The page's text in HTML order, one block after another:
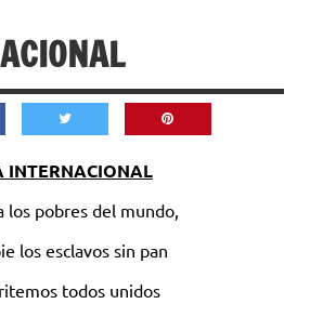
INTERNACIONAL
los pobres del mundo,
los esclavos sin pan
todos unidos